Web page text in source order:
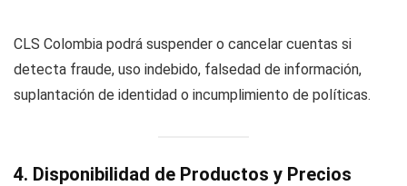
CLS Colombia podrá suspender o cancelar cuentas si
detecta fraude, uso indebido, falsedad de información,
suplantación de identidad o incumplimiento de políticas.
4. Disponibilidad de Productos y Precios